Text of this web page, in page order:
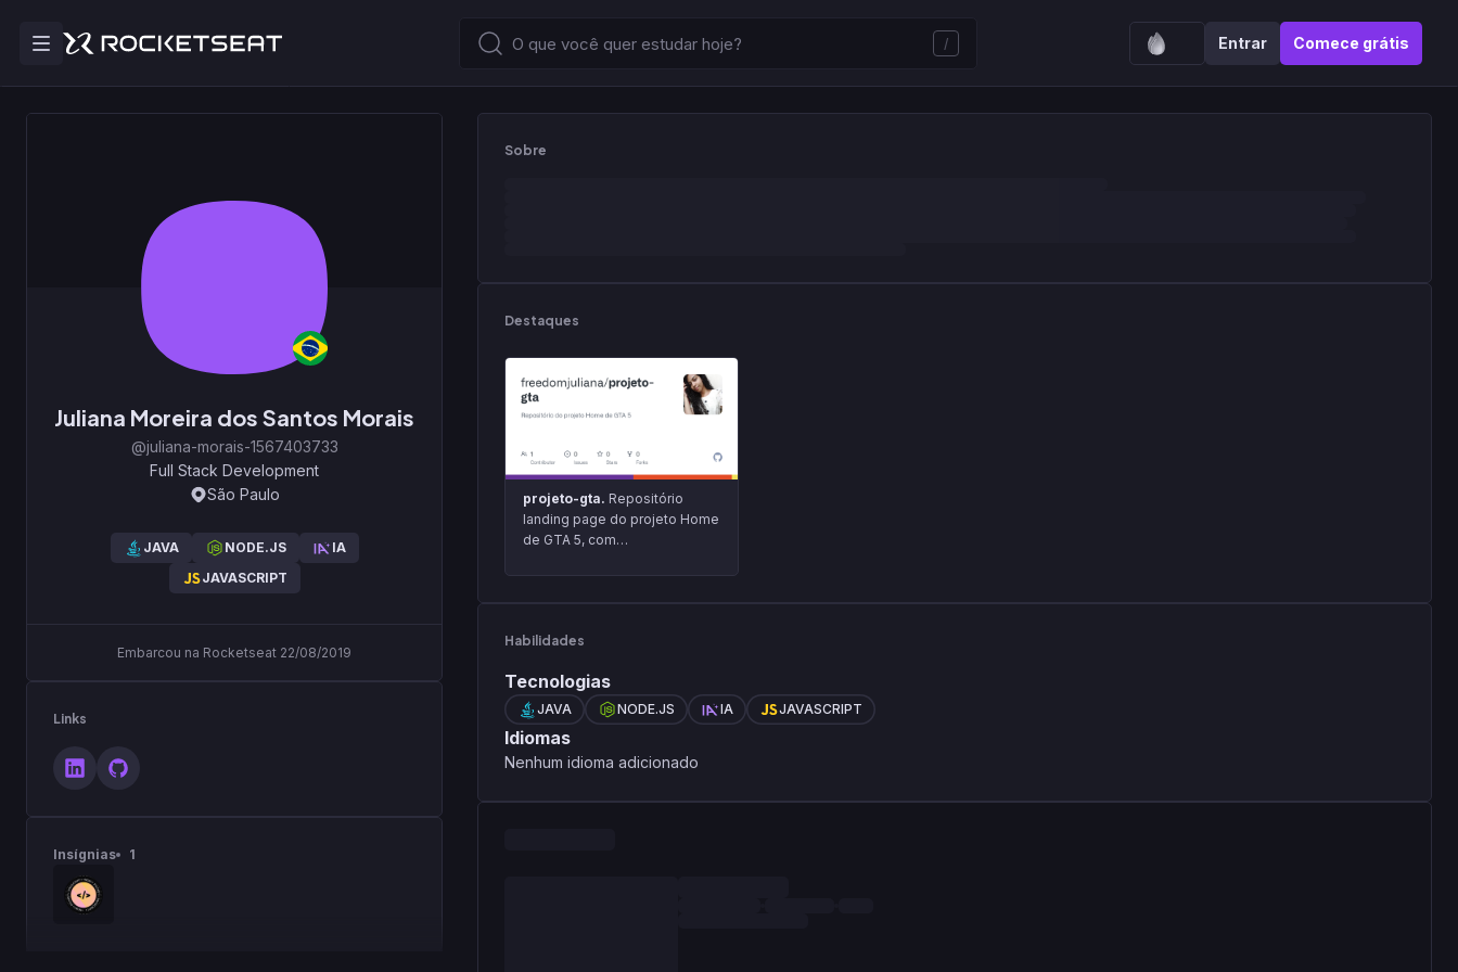
/ Entrar Comece grátis
Juliana Moreira dos Santos Morais
@juliana-morais-1567403733
Full Stack Development
São Paulo
JAVA NODE.JS
IA
JAVASCRIPT
Embarcou na Rocketseat 22/08/2019
Links
Insígnias 1
Sobre
Destaques
projeto-gta. Repositório
landing page do projeto Home
de GTA 5, com
design responsivo.
Habilidades
Tecnologias
JAVA NODE.JS IA JAVASCRIPT
Idiomas
Nenhum idioma adicionado